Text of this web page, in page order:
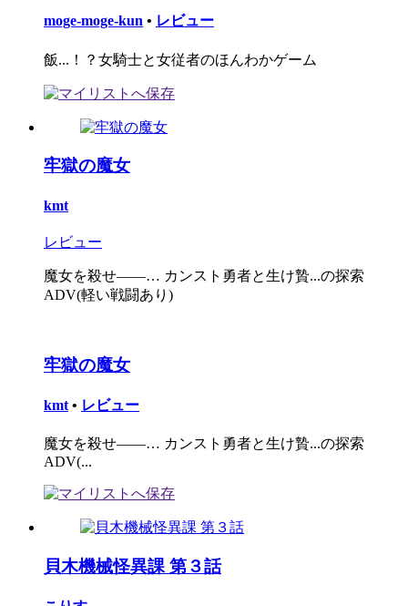
moge-moge-kun • レビュー
飯...！？女騎士と女従者のほんわかゲーム
牢獄の魔女
kmt
レビュー
魔女を殺せ――… カンスト勇者と生け贄...の探索
ADV(軽い戦闘あり)
牢獄の魔女
kmt • レビュー
魔女を殺せ――… カンスト勇者と生け贄...の探索
ADV(...
貝木機械怪異課 第３話